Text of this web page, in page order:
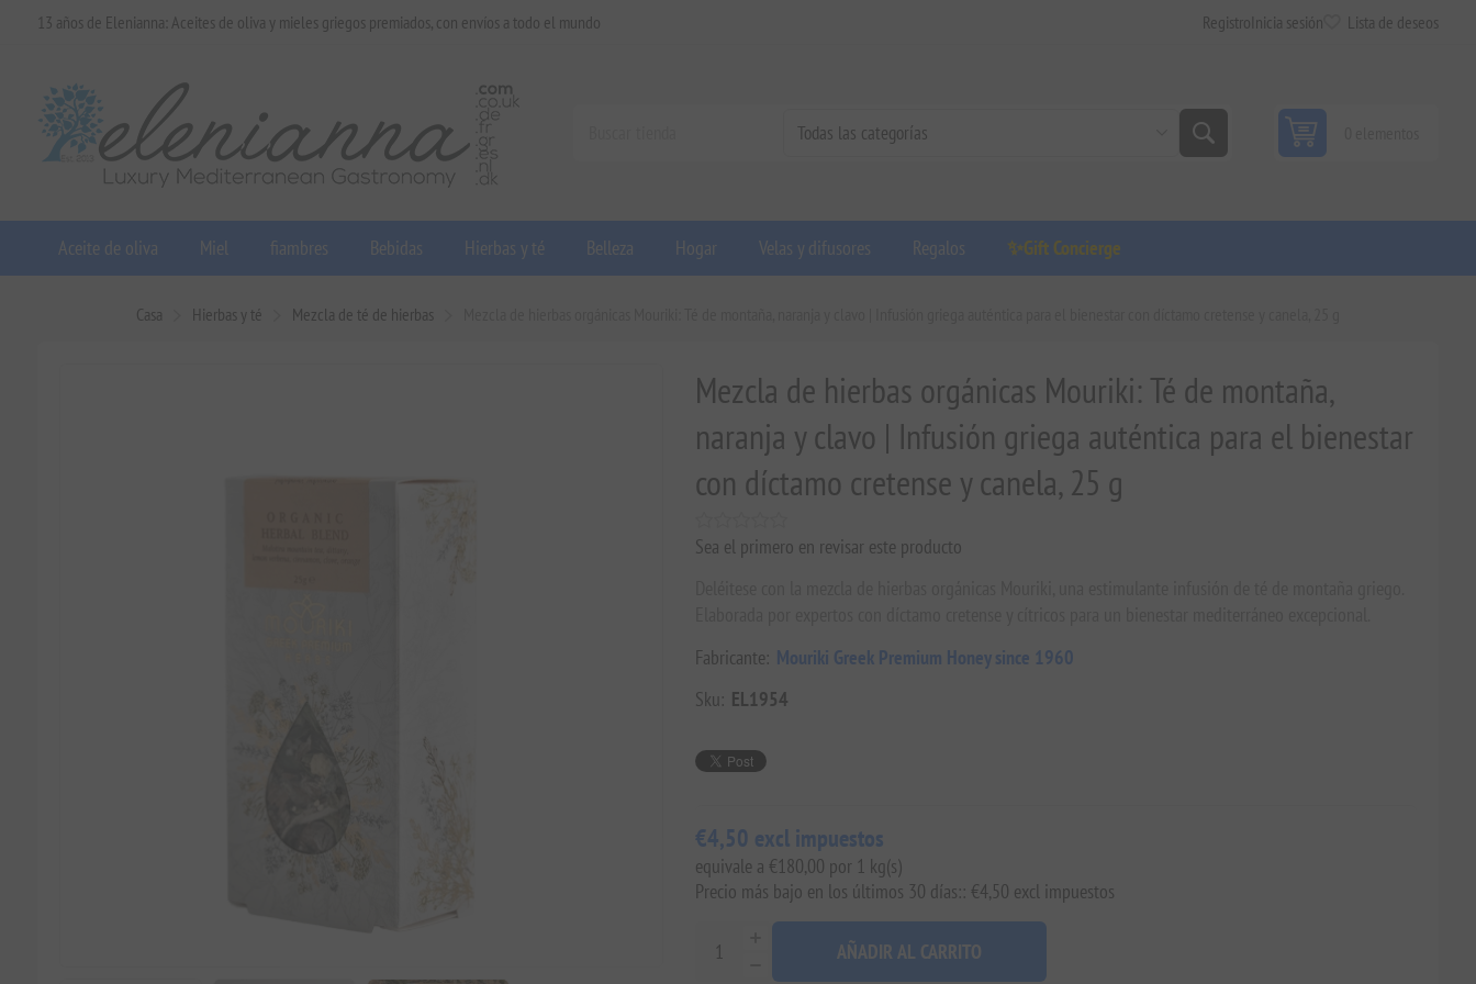
13 años de Elenianna: Aceites de oliva y mieles griegos premiados, con envíos a todo el mundo Registro Inicia sesión Lista de deseos
Aceite de oliva Miel fiambres Bebidas Hierbas y té Belleza Hogar Velas y difusores Regalos ✨Gift Concierge
Casa Hierbas y té Mezcla de té de hierbas
Mezcla de hierbas orgánicas Mouriki: Té de montaña,
naranja y clavo | Infusión griega auténtica para el bienestar
con díctamo cretense y canela, 25 g
Sea el primero en revisar este producto
Fabricante: Mouriki Greek Premium Honey since 1960
Sku: EL1954
€4,50 excl impuestos
equivale a €180,00 por 1 kg(s)
Precio más bajo en los últimos 30 días:: €4,50 excl impuestos
AÑADIR AL CARRITO